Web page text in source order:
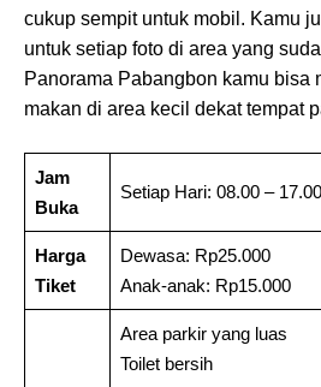
cukup sempit untuk mobil. Kamu
untuk setiap foto di area yang
Panorama Pabangbon kamu bisa
makan di area kecil dekat tempat
Jam
Buka
Setiap Hari: 08.00 –
Harga
Tiket
Dewasa: Rp25.000
Anak-anak: Rp15.000
Area parkir yang luas
Toilet bersih